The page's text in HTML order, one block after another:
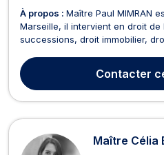
À propos : Maître Paul MIMRAN
Marseille, il intervient en droit de
successions, droit immobilier,
mesures d'exécution. Maître
de la famille, à ce titre, il traite
Contacter
Maître Célia